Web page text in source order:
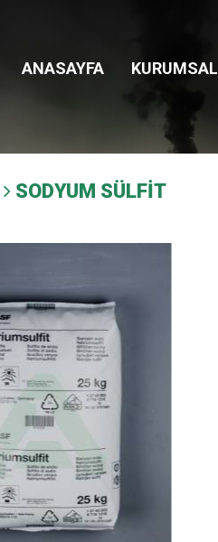
ANASAYFA KURUMSAL
SODYUM SÜLFİT